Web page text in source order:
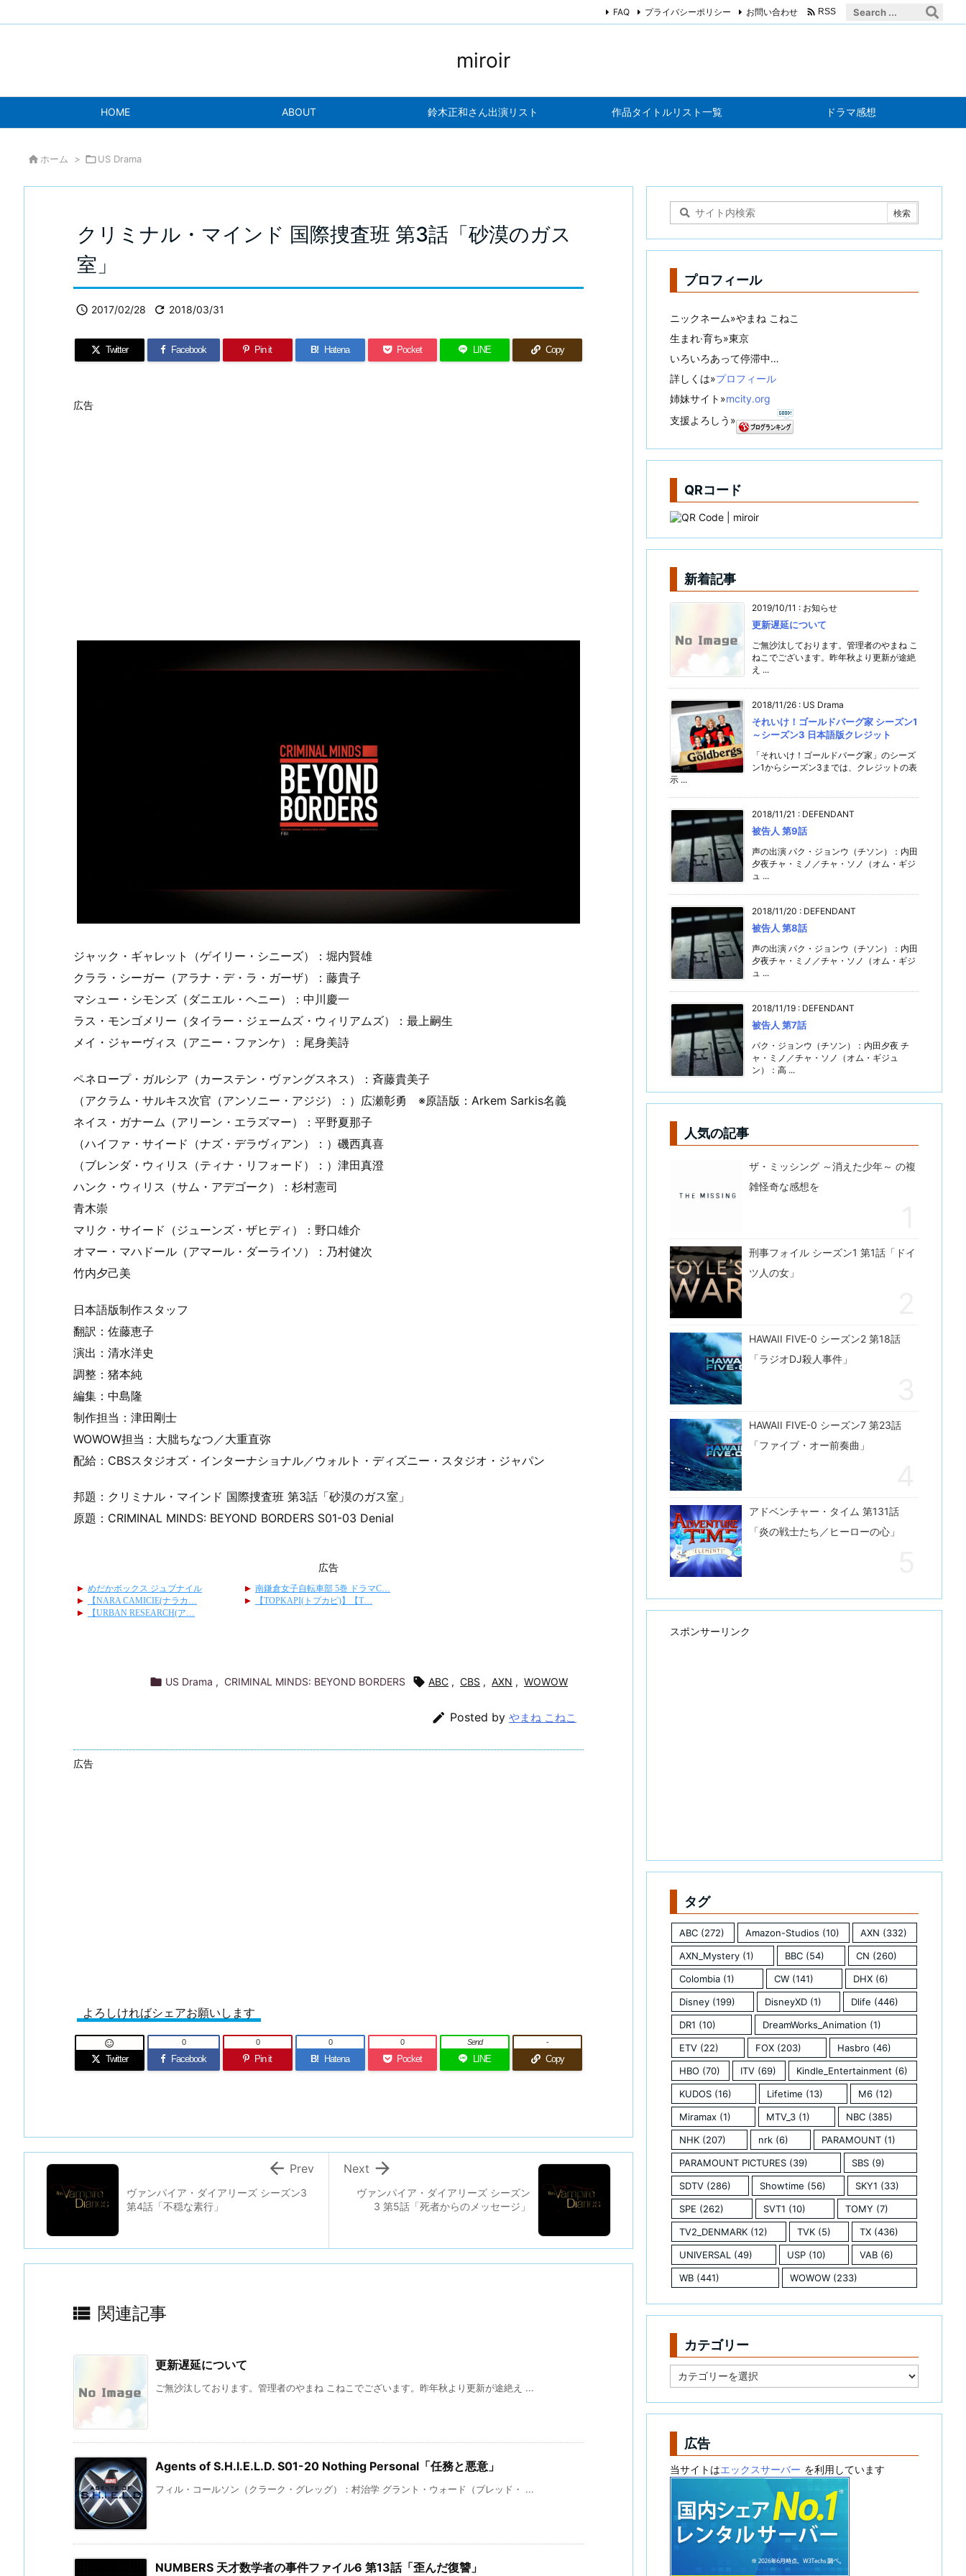
miroir
HOME ABOUT 鈴木正和さん出演リスト 作品タイトルリスト一覧 ドラマ感想
FAQ プライバシーポリシー お問い合わせ  RSS
 ホーム > US Drama
クリミナル・マインド 国際捜査班 第3話「砂漠のガス
室」
 2017/02/28  2018/03/31
Twitter Facebook Pin it B! Hatena Pocket LINE Copy
広告
ジャック・ギャレット（ゲイリー・シニーズ）：堀内賢雄
クララ・シーガー（アラナ・デ・ラ・ガーザ）：藤貴子
マシュー・シモンズ（ダニエル・ヘニー）：中川慶一
ラス・モンゴメリー（タイラー・ジェームズ・ウィリアムズ）：最上嗣生
メイ・ジャーヴィス（アニー・ファンケ）：尾身美詩
ペネロープ・ガルシア（カーステン・ヴァングスネス）：斉藤貴美子
（アクラム・サルキス次官（アンソニー・アジジ）：）広瀬彰勇 ※原語版：Arkem Sarkis名義
ネイス・ガナーム（アリーン・エラズマー）：平野夏那子
（ハイファ・サイード（ナズ・デラヴィアン）：）磯西真喜
（ブレンダ・ウィリス（ティナ・リフォード）：）津田真澄
ハンク・ウィリス（サム・アデゴーク）：杉村憲司
青木崇
マリク・サイード（ジューンズ・ザヒディ）：野口雄介
オマー・マハドール（アマール・ダーライソ）：乃村健次
竹内夕己美
日本語版制作スタッフ
翻訳：佐藤恵子
演出：清水洋史
調整：猪本純
編集：中島隆
制作担当：津田剛士
WOWOW担当：大朏ちなつ／大重直弥
配給：CBSスタジオズ・インターナショナル／ウォルト・ディズニー・スタジオ・ジャパン
邦題：クリミナル・マインド 国際捜査班 第3話「砂漠のガス室」
原題：CRIMINAL MINDS: BEYOND BORDERS S01-03 Denial
広告
 US Drama , CRIMINAL MINDS: BEYOND BORDERS  ABC , CBS , AXN , WOWOW
 Posted by やまね こねこ
広告
よろしければシェアお願いします
Twitter

Facebook
0
Pin it
0
B! Hatena
0
Pocket
0
LINE
Send
Copy
-
ヴァンパイア・ダイアリーズ シーズン
3 第5話「死者からのメッセージ」

Next
ヴァンパイア・ダイアリーズ シーズン3
第4話「不穏な素行」
 Prev
 関連記事
更新遅延について
ご無沙汰しております。管理者のやまね こねこでございます。昨年秋より更新が途絶え ...
Agents of S.H.I.E.L.D. S01-20 Nothing Personal「任務と悪意」
フィル・コールソン（クラーク・グレッグ）：村治学 グラント・ウォード（ブレッド・ ...
NUMBERS 天才数学者の事件ファイル6 第13話「歪んだ復讐」
プロフィール
ニックネーム»やまね こねこ
生まれ·育ち»東京
いろいろあって停滞中…
詳しくは»プロフィール
姉妹サイト»mcity.org
支援よろしう»
QRコード
新着記事
2019/10/11 : お知らせ
更新遅延について
ご無沙汰しております。管理者のやまね こ
ねこでございます。昨年秋より更新が途絶
え ...
2018/11/26 : US Drama
それいけ！ゴールドバーグ家 シーズン1
～シーズン3 日本語版クレジット
「それいけ！ゴールドバーグ家」のシーズ
ン1からシーズン3までは、クレジットの表
示 ...
2018/11/21 : DEFENDANT
被告人 第9話
声の出演 パク・ジョンウ（チソン）：内田
夕夜チャ・ミノ／チャ・ソノ（オム・ギジ
ュ ...
2018/11/20 : DEFENDANT
被告人 第8話
声の出演 パク・ジョンウ（チソン）：内田
夕夜チャ・ミノ／チャ・ソノ（オム・ギジ
ュ ...
2018/11/19 : DEFENDANT
被告人 第7話
パク・ジョンウ（チソン）：内田夕夜 チ
ャ・ミノ／チャ・ソノ（オム・ギジュ
ン）：高 ...
人気の記事
ザ・ミッシング ～消えた少年～ の複
雑怪奇な感想を
刑事フォイル シーズン1 第1話「ドイ
ツ人の女」
HAWAII FIVE-0 シーズン2 第18話
「ラジオDJ殺人事件」
HAWAII FIVE-0 シーズン7 第23話
「ファイブ・オー前奏曲」
アドベンチャー・タイム 第131話
「炎の戦士たち／ヒーローの心」
スポンサーリンク
タグ
ABC (272) Amazon-Studios (10) AXN (332)
AXN_Mystery (1) BBC (54) CN (260)
Colombia (1) CW (141) DHX (6)
Disney (199) DisneyXD (1) Dlife (446)
DR1 (10) DreamWorks_Animation (1)
ETV (22) FOX(203) Hasbro (46)
HBO (70) ITV (69) Kindle_Entertainment (6)
KUDOS (16) Lifetime (13) M6 (12)
Miramax (1) MTV_3 (1) NBC(385)
NHK (207) nrk (6) PARAMOUNT(1)
PARAMOUNT PICTURES (39) SBS(9)
SDTV (286) Showtime (56) SKY1 (33)
SPE (262) SVT1 (10) TOMY (7)
TV2_DENMARK (12) TVK(5) TX (436)
UNIVERSAL (49) USP(10) VAB (6)
WB (441) WOWOW (233)
カテゴリー
テ
リ
広告
当サイトはエックスサーバー を利用しています